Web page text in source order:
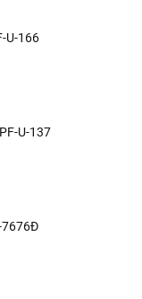
U-166
U-137
7676Đ